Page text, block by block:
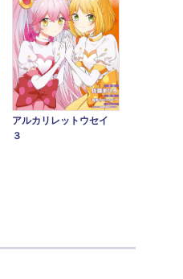
アルカリレットウセイ
３